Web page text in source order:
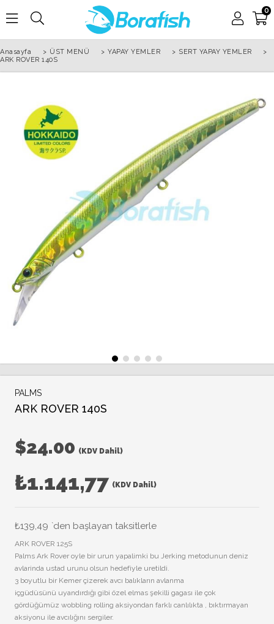
0
Anasayfa > ÜST MENÜ > YAPAY YEMLER > SERT YAPAY YEMLER
>
ARK ROVER 140S
PALMS
ARK ROVER 140S
$24.00 (KDV Dahil)
₺1.141,77 (KDV Dahil)
₺139,49 `den başlayan taksitlerle
ARK ROVER 125S
Palms Ark Rover oyle bir urun yapalimki bu Jerking metodunun deniz
avlarinda ustad urunu olsun hedefiyle uretildi.
3 boyutlu bir Kemer çizerek avcı balıkların avlanma
içgüdüsünü uyandırdığı gibi özel elmas şekilli gagası ile çok
gördüğümüz wobbling rolling aksiyondan farklı canlılıkta , bıktırmayan
aksiyonu ile avcılığını sergiler.